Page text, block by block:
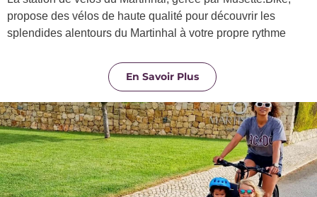
propose des vélos de haute qualité pour découvrir les
splendides alentours du Martinhal à votre propre rythme
En Savoir Plus